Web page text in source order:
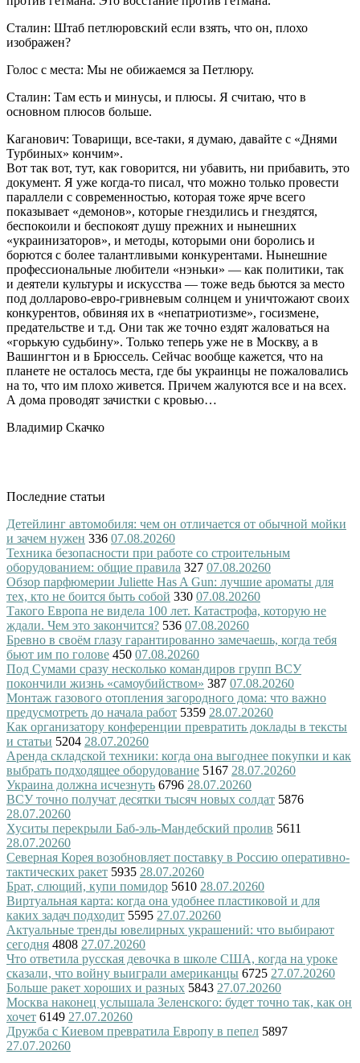
Сталин: Штаб петлюровский если взять, что он, плохо
изображен?
Голос с места: Мы не обижаемся за Петлюру.
Сталин: Там есть и минусы, и плюсы. Я считаю, что в
основном плюсов больше.
Каганович: Товарищи, все-таки, я думаю, давайте с «Днями
Турбиных» кончим».
Вот так вот, тут, как говорится, ни убавить, ни прибавить, это
документ. Я уже когда-то писал, что можно только провести
параллели с современностью, которая тоже ярче всего
показывает «демонов», которые гнездились и гнездятся,
беспокоили и беспокоят душу прежних и нынешних
«украинизаторов», и методы, которыми они боролись и
борются с более талантливыми конкурентами. Нынешние
профессиональные любители «нэньки» — как политики, так
и деятели культуры и искусства — тоже ведь бьются за место
под долларово-евро-гривневым солнцем и уничтожают своих
конкурентов, обвиняя их в «непатриотизме», госизмене,
предательстве и т.д. Они так же точно ездят жаловаться на
«горькую судьбину». Только теперь уже не в Москву, а в
Вашингтон и в Брюссель. Сейчас вообще кажется, что на
планете не осталось места, где бы украинцы не пожаловались
на то, что им плохо живется. Причем жалуются все и на всех.
А дома проводят зачистки с кровью…
Владимир Скачко
Последние статьи
Детейлинг автомобиля: чем он отличается от обычной мойки
и зачем нужен 336 07.08.20260
Техника безопасности при работе со строительным
оборудованием: общие правила 327 07.08.20260
Обзор парфюмерии Juliette Has A Gun: лучшие ароматы для
тех, кто не боится быть собой 330 07.08.20260
Такого Европа не видела 100 лет. Катастрофа, которую не
ждали. Чем это закончится? 536 07.08.20260
Бревно в своём глазу гарантированно замечаешь, когда тебя
бьют им по голове 450 07.08.20260
Под Сумами сразу несколько командиров групп ВСУ
покончили жизнь «самоубийством» 387 07.08.20260
Монтаж газового отопления загородного дома: что важно
предусмотреть до начала работ 5359 28.07.20260
Как организатору конференции превратить доклады в тексты
и статьи 5204 28.07.20260
Аренда складской техники: когда она выгоднее покупки и как
выбрать подходящее оборудование 5167 28.07.20260
Украина должна исчезнуть 6796 28.07.20260
ВСУ точно получат десятки тысяч новых солдат 5876
28.07.20260
Хуситы перекрыли Баб-эль-Мандебский пролив 5611
28.07.20260
Северная Корея возобновляет поставку в Россию оперативно-
тактических ракет 5935 28.07.20260
Брат, слющий, купи помидор 5610 28.07.20260
Виртуальная карта: когда она удобнее пластиковой и для
каких задач подходит 5595 27.07.20260
Актуальные тренды ювелирных украшений: что выбирают
сегодня 4808 27.07.20260
Что ответила русская девочка в школе США, когда на уроке
сказали, что войну выиграли американцы 6725 27.07.20260
Больше ракет хороших и разных 5843 27.07.20260
Москва наконец услышала Зеленского: будет точно так, как он
хочет 6149 27.07.20260
Дружба с Киевом превратила Европу в пепел 5897
27.07.20260